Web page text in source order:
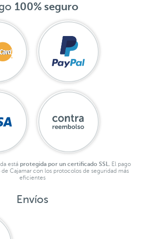
100% seguro
está protegida por un certificado SSL. El pago
Cajamar con los protocolos de seguridad más
eficientes
Envíos